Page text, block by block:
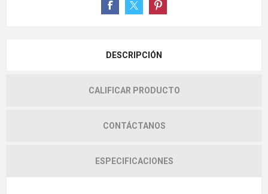
DESCRIPCIÓN
CALIFICAR PRODUCTO
CONTÁCTANOS
ESPECIFICACIONES